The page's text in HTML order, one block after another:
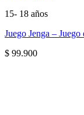
15- 18 años
Juego Jenga –
$ 99.900